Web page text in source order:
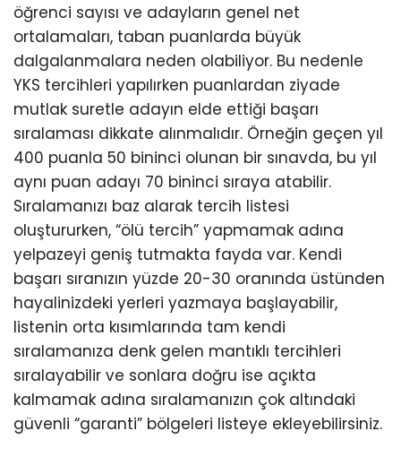
öğrenci sayısı ve adayların genel net
ortalamaları, taban puanlarda büyük
dalgalanmalara neden olabiliyor. Bu nedenle
YKS tercihleri yapılırken puanlardan ziyade
mutlak suretle adayın elde ettiği başarı
sıralaması dikkate alınmalıdır. Örneğin geçen yıl
400 puanla 50 bininci olunan bir sınavda, bu yıl
aynı puan adayı 70 bininci sıraya atabilir.
Sıralamanızı baz alarak tercih listesi
oluştururken, “ölü tercih” yapmamak adına
yelpazeyi geniş tutmakta fayda var. Kendi
başarı sıranızın yüzde 20-30 oranında üstünden
hayalinizdeki yerleri yazmaya başlayabilir,
listenin orta kısımlarında tam kendi
sıralamanıza denk gelen mantıklı tercihleri
sıralayabilir ve sonlara doğru ise açıkta
kalmamak adına sıralamanızın çok altındaki
güvenli “garanti” bölgeleri listeye ekleyebilirsiniz.